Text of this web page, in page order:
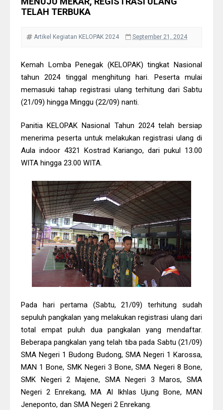
Museum Helps Kids Learn Skills to
Summer Holiday Dream on The
Beach
Youtube Responsive Video
Sweet Yummy Chocolate Cake
Clear and Refreshing
Your Internet Habits Create Your
Reality
It Was Really Fun
White and Brown Snowy Forest
Invision Responsive Blogger Theme
TELAH TERBUKA
Artikel Kegiatan KELOPAK 2024 September 21, 2024
Kemah Lomba Penegak (KELOPAK) tingkat Nasional
tahun 2024 tinggal menghitung hari. Peserta mulai
memasuki tahap registrasi ulang terhitung dari Sabtu
(21/09) hingga Minggu (22/09) nanti.
Panitia KELOPAK Nasional Tahun 2024 telah bersiap
menerima peserta untuk melakukan registrasi ulang di
Aula indoor 4321 Kostrad Kariango, dari pukul 13.00
WITA hingga 23.00 WITA.
Pada hari pertama (Sabtu, 21/09) terhitung sudah
sepuluh pangkalan yang melakukan registrasi ulang dari
total empat puluh dua pangkalan yang mendaftar.
Beberapa pangkalan yang telah tiba pada Sabtu (21/09)
SMA Negeri 1 Budong Budong, SMA Negeri 1 Karossa,
MAN 1 Bone, SMK Negeri 3 Bone, SMA Negeri 8 Bone,
SMK Negeri 2 Majene, SMA Negeri 3 Maros, SMA
Negeri 2 Enrekang, MA Al Ikhlas Ujung Bone, MAN
Jeneponto, dan SMA Negeri 2 Enrekang.